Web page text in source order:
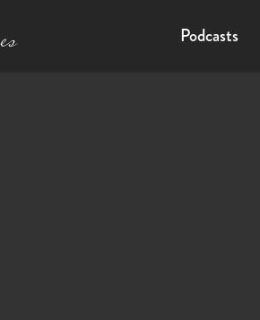
Podcasts